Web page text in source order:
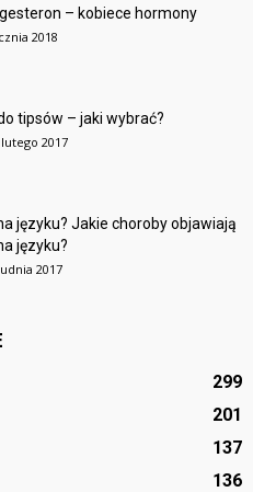
– kobiece hormony
2018
tipsów – jaki wybrać?
2017
języku? Jakie choroby objawiają
języku?
2017
299
201
137
136